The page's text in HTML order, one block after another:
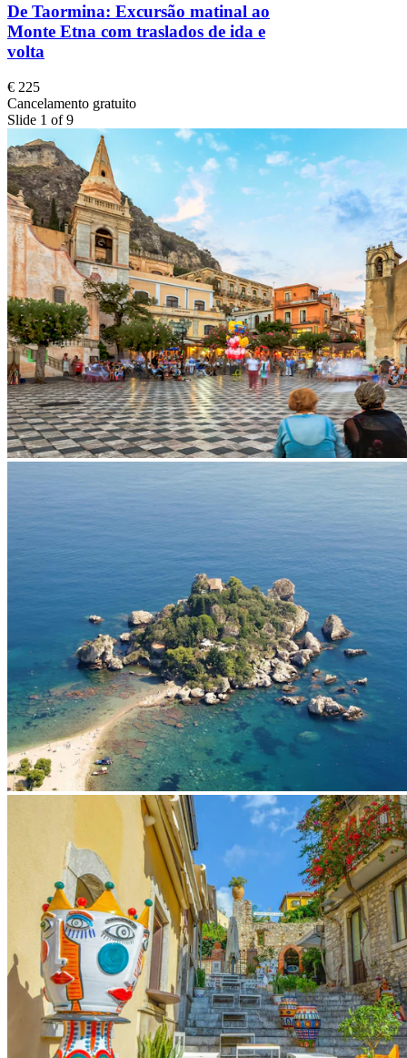
De Taormina: Excursão matinal ao
Monte Etna com traslados de ida e
volta
€ 225
Cancelamento gratuito
Slide 1 of 9